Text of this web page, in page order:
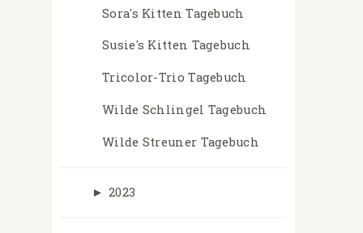
Sora's Kitten Tagebuch
Susie's Kitten Tagebuch
Tricolor-Trio Tagebuch
Wilde Schlingel Tagebuch
Wilde Streuner Tagebuch
► 2023